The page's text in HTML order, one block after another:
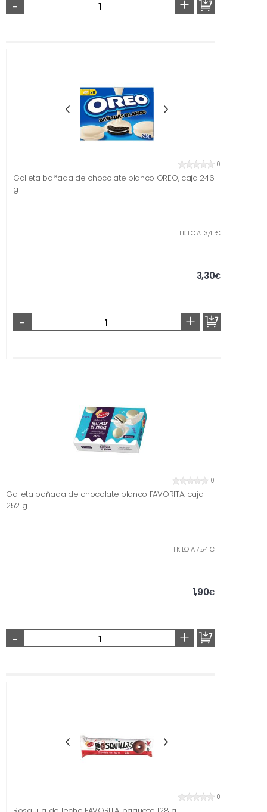
- +
0
Galleta bañada de chocolate blanco OREO, caja 246
g
1 KILO A 13,41 €
3,30€
- +
0
Galleta bañada de chocolate blanco FAVORITA, caja
252 g
1 KILO A 7,54 €
1,90€
- +
0